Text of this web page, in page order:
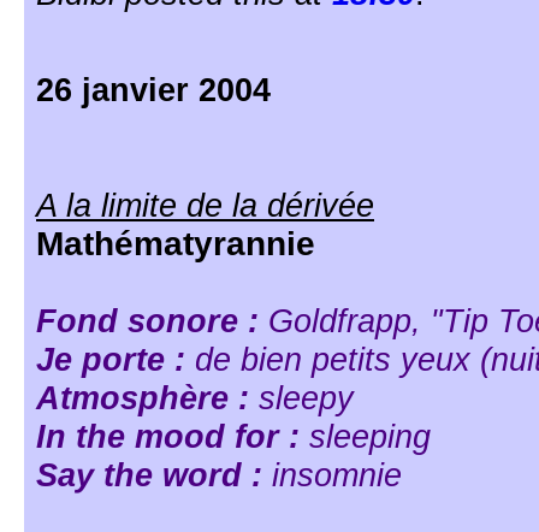
26 janvier 2004
A la limite de la dérivée
Mathématyrannie
Fond sonore : Goldfrapp, "Tip
Je porte : de bien petits yeux
Atmosphère : sleepy
In the mood for : sleeping
Say the word : insomnie